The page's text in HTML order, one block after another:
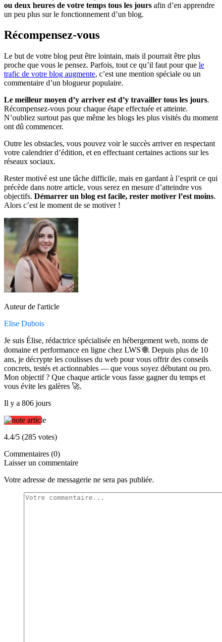
ou deux heures de votre temps tous les jours afin d’en apprendre
un peu plus sur le fonctionnement d’un blog.
Récompensez-vous
Le but de votre blog peut être lointain, mais il pourrait être plus
proche que vous le pensez. Parfois, tout ce qu’il faut pour que le
trafic de votre blog augmente, c’est une mention spéciale ou un
commentaire d’un blogueur populaire.
Le meilleur moyen d’y arriver est d’y travailler tous les jours.
Récompensez-vous pour chaque étape effectuée et atteinte.
N’oubliez surtout pas que même les blogs les plus visités du moment
ont dû commencer.
Outre les obstacles, vous pouvez voir le succès arriver en respectant
votre calendrier d’édition, et en effectuant certaines actions sur les
réseaux sociaux.
Rester motivé est une tâche difficile, mais en gardant à l’esprit ce qui
précède dans notre article, vous serez en mesure d’atteindre vos
objectifs. Démarrer un blog est facile, rester motiver l’est moins.
Alors c’est le moment de se motiver !
Auteur de l'article
Elise Dubois
Je suis Élise, rédactrice spécialisée en hébergement web, noms de
domaine et performance en ligne chez LWS 🌐. Depuis plus de 10
ans, je décrypte les coulisses du web pour vous offrir des conseils
concrets, testés et actionnables — que vous soyez débutant ou pro.
Mon objectif ? Que chaque article vous fasse gagner du temps et
vous évite les galères 🚀.
Il y a 806 jours
4.4/5 (285 votes)
Commentaires (0)
Laisser un commentaire
Votre adresse de messagerie ne sera pas publiée.